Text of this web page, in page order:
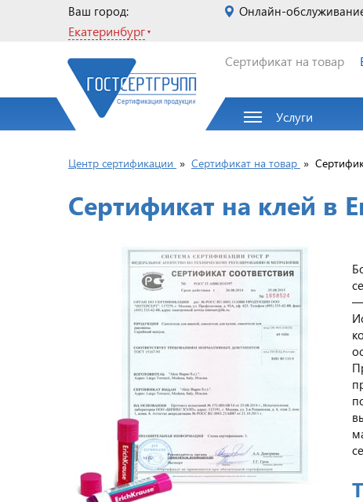
Ваш город:
Екатеринбург
Онлайн-
Сертификат на товар
Услуги
Центр сертификации » Сертификат на товар »
Сертификат на клей в
—